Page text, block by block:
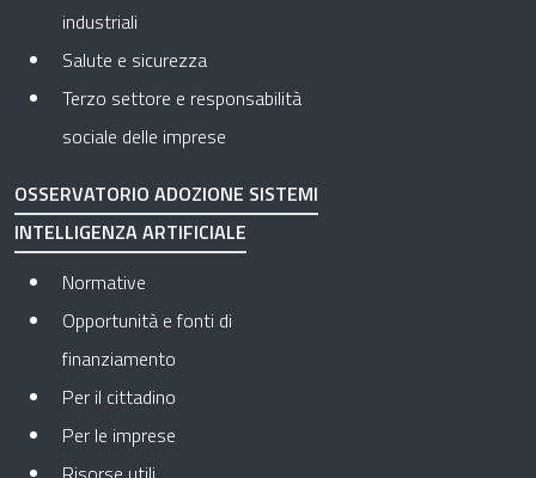
industriali
Salute e sicurezza
Terzo settore e responsabilità
sociale delle imprese
OSSERVATORIO ADOZIONE SISTEMI
INTELLIGENZA ARTIFICIALE
Normative
Opportunità e fonti di
finanziamento
Per il cittadino
Per le imprese